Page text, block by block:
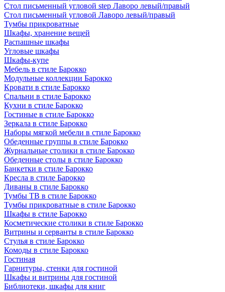
Стол письменный угловой step Лаворо левый/правый
Стол письменный угловой Лаворо левый/правый
Тумбы прикроватные
Шкафы, хранение вещей
Распашные шкафы
Угловые шкафы
Шкафы-купе
Мебель в стиле Барокко
Модульные коллекции Барокко
Кровати в стиле Барокко
Спальни в стиле Барокко
Кухни в стиле Барокко
Гостиные в стиле Барокко
Зеркала в стиле Барокко
Наборы мягкой мебели в стиле Барокко
Обеденные группы в стиле Барокко
Журнальные столики в стиле Барокко
Обеденные столы в стиле Барокко
Банкетки в стиле Барокко
Кресла в стиле Барокко
Диваны в стиле Барокко
Тумбы ТВ в стиле Барокко
Тумбы прикроватные в стиле Барокко
Шкафы в стиле Барокко
Косметические столики в стиле Барокко
Витрины и серванты в стиле Барокко
Стулья в стиле Барокко
Комоды в стиле Барокко
Гостиная
Гарнитуры, стенки для гостиной
Шкафы и витрины для гостиной
Библиотеки, шкафы для книг